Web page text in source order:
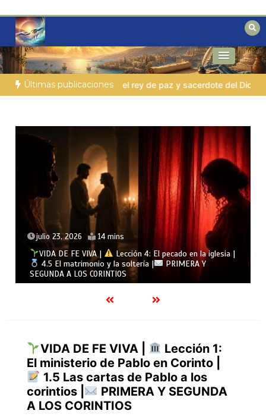
contenido
Fe para Hoy
Reflexiones bíblicas para personas en
búsqueda
Últimas publicaciones
paz y sacerdote del Dios Altísimo LA PERSONA BÍBLICA
julio 23, 2026 14 mins
VIDA DE FE VIVA |
Lección 4: El pecado en la iglesia |
4.5 El matrimonio y la soltería |
PRIMERA Y
SEGUNDA A LOS CORINTIOS
VIDA DE FE VIVA |
Lección 1:
El ministerio de Pablo en Corinto |
1.5 Las cartas de Pablo a los
corintios |
PRIMERA Y SEGUNDA
A LOS CORINTIOS